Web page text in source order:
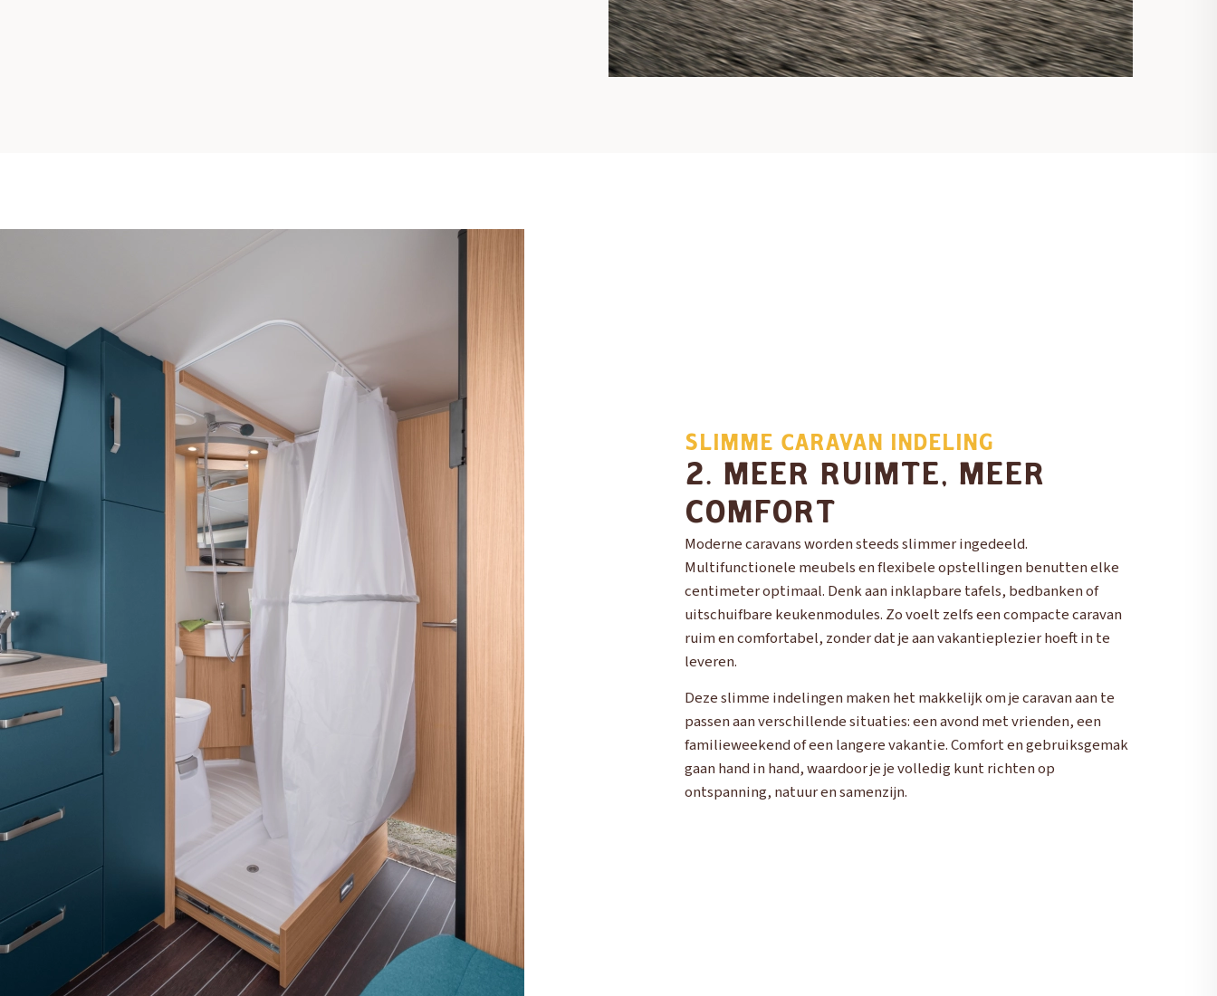
SLIMME CARAVAN INDELING
2. MEER RUIMTE, MEER
COMFORT
Moderne caravans worden steeds slimmer ingedeeld.
Multifunctionele meubels en flexibele opstellingen benutten elke
centimeter optimaal. Denk aan inklapbare tafels, bedbanken of
uitschuifbare keukenmodules. Zo voelt zelfs een compacte caravan
ruim en comfortabel, zonder dat je aan vakantieplezier hoeft in te
leveren.
Deze slimme indelingen maken het makkelijk om je caravan aan te
passen aan verschillende situaties: een avond met vrienden, een
familieweekend of een langere vakantie. Comfort en gebruiksgemak
gaan hand in hand, waardoor je je volledig kunt richten op
ontspanning, natuur en samenzijn.